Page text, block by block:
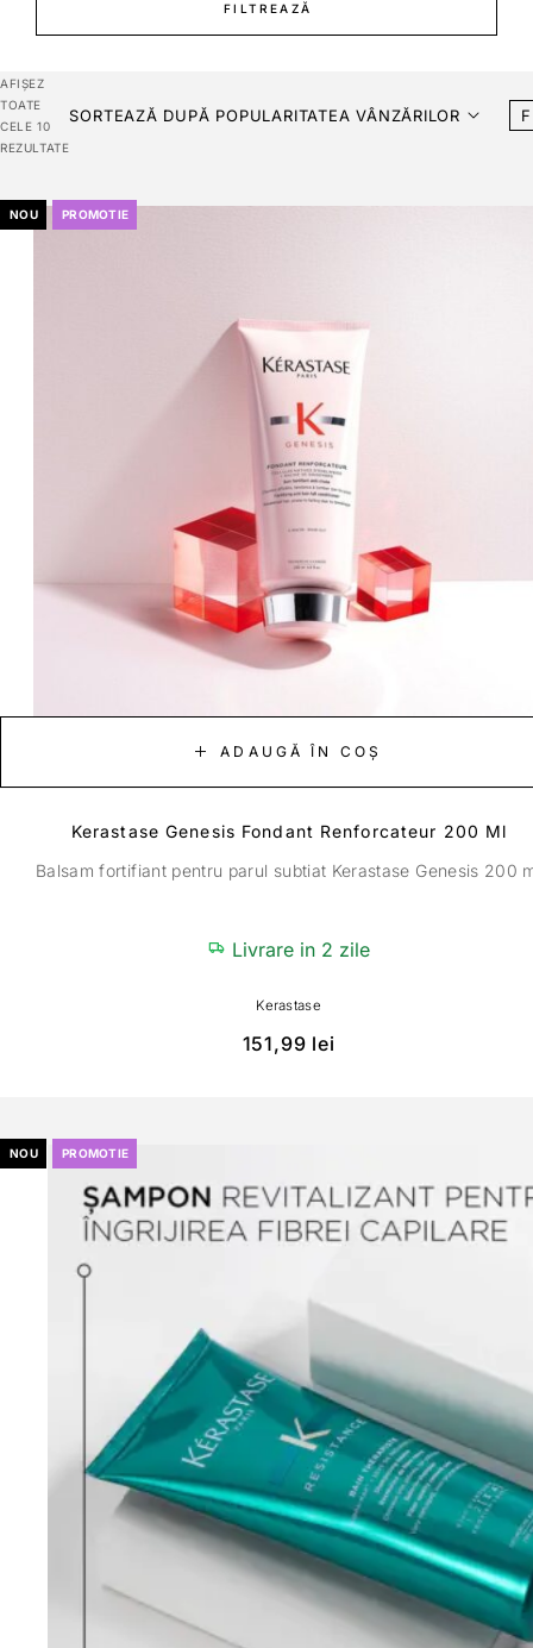
FILTREAZĂ
AFIȘEZ
TOATE
CELE 10
REZULTATE
SORTEAZĂ DUPĂ POPULARITATEA VÂNZĂRILOR
NOU PROMOTIE
ADAUGĂ ÎN COȘ
Kerastase Genesis Fondant Renforcateur 200 Ml
Balsam fortifiant pentru parul subtiat Kerastase Genesis 200
Livrare in 2 zile
Kerastase
151,99 lei
NOU PROMOTIE